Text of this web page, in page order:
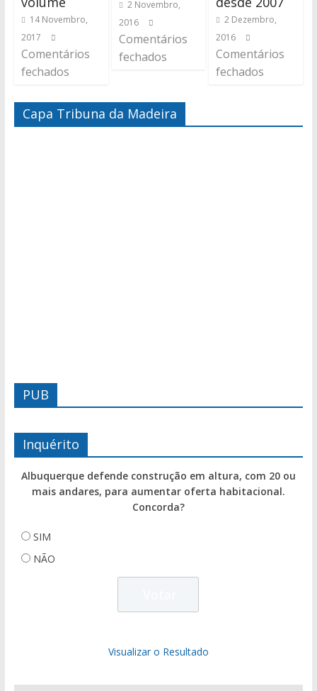
14 Novembro,
2017
Comentários
fechados
2 Novembro,
2016
Comentários
fechados
2 Dezembro,
2016
Comentários
fechados
Capa Tribuna da Madeira
PUB
Inquérito
Albuquerque defende construção em altura, com 20 ou
mais andares, para aumentar oferta habitacional.
Concorda?
SIM
NÃO
Visualizar o Resultado